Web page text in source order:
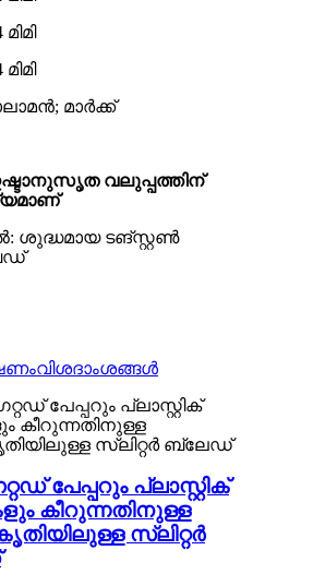
മാർക്ക്
വലുപ്പത്തിന്
ശുദ്ധമായ ടങ്സ്റ്റൺ
വിശദാംശങ്ങൾ
പേപ്പറും പ്ലാസ്റ്റിക്
കീറുന്നതിനുള്ള
സ്ലിറ്റർ